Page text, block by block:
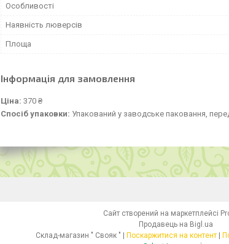
Особливості
Наявність люверсів
Площа
Інформація для замовлення
Ціна: 370 ₴
Спосіб упаковки: Упакований у заводське паковання,
Сайт створений на маркетплейсі
Продавець на Bigl.ua
Склад-магазин " Свояк " | Поскаржитися на контент |